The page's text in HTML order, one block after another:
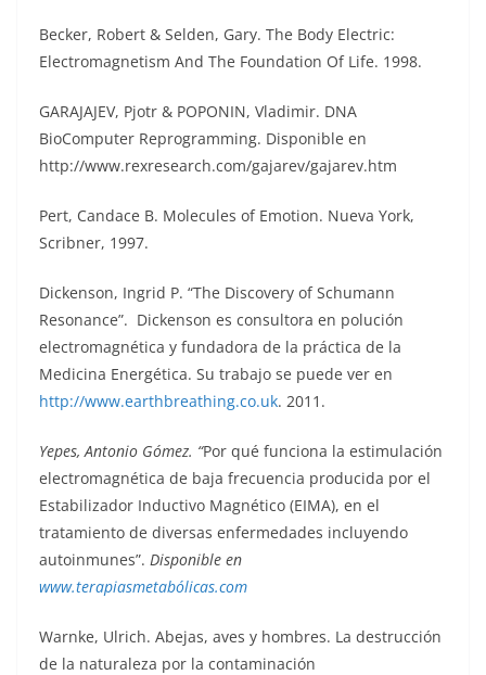
Becker, Robert & Selden, Gary. The Body Electric:
Electromagnetism And The Foundation Of Life. 1998.
GARAJAJEV, Pjotr & POPONIN, Vladimir. DNA
BioComputer Reprogramming. Disponible en
http://www.rexresearch.com/gajarev/gajarev.htm
Pert, Candace B. Molecules of Emotion. Nueva York,
Scribner, 1997.
Dickenson, Ingrid P. “The Discovery of Schumann
Resonance”. Dickenson es consultora en polución
electromagnética y fundadora de la práctica de la
Medicina Energética. Su trabajo se puede ver en
http://www.earthbreathing.co.uk. 2011.
Yepes, Antonio Gómez. “Por qué funciona la estimulación
electromagnética de baja frecuencia producida por el
Estabilizador Inductivo Magnético (EIMA), en el
tratamiento de diversas enfermedades incluyendo
autoinmunes”. Disponible en
www.terapiasmetabólicas.com
Warnke, Ulrich. Abejas, aves y hombres. La destrucción
de la naturaleza por la contaminación